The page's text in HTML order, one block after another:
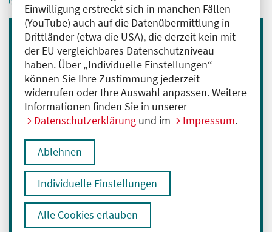
Einwilligung erstreckt sich in manchen Fällen
(YouTube) auch auf die Datenübermittlung in
Drittländer (etwa die USA), die derzeit kein mit
der EU vergleichbares Datenschutzniveau
haben. Über „Individuelle Einstellungen“
können Sie Ihre Zustimmung jederzeit
widerrufen oder Ihre Auswahl anpassen. Weitere
Informationen finden Sie in unserer
Datenschutzerklärung und im Impressum.
Ablehnen
Individuelle Einstellungen
Alle Cookies erlauben
Immer informiert bleiben
Melden Sie sich für unseren Newsletter an:
E-Mail-Adresse eingeben
Ich bin mit der Verarbeitung meiner Daten
zum Erhalt des Newsletters einverstanden.
Hier geht es zu unserer
Datenschutzerklärung.